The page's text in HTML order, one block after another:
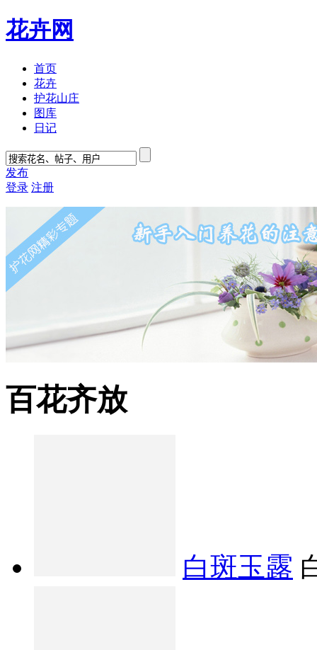
花卉网
首页
花卉
护花山庄
图库
日记
发布
登录 注册
百花齐放
白斑玉露